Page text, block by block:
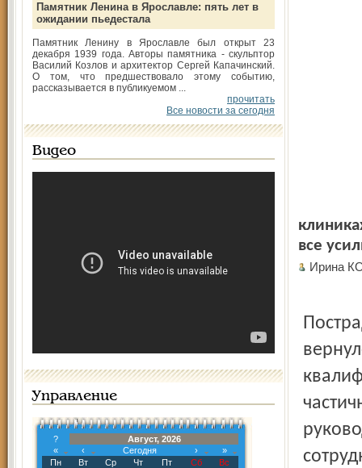
Памятник Ленина в Ярославле: пять лет в
ожидании пьедестала
Памятник Ленину в Ярославле был открыт 23
декабря 1939 года. Авторы памятника - скульптор
Василий Козлов и архитектор Сергей Капачинский.
О том, что предшествовало этому событию,
рассказывается в публикуемом ...
прочитать
Все новости за сегодня
Видео
Управление
?
Август, 2026
«
‹ Сегодня ›
»
Пн
Вт Ср Чт Пт Сб
Вс
все
Ирина